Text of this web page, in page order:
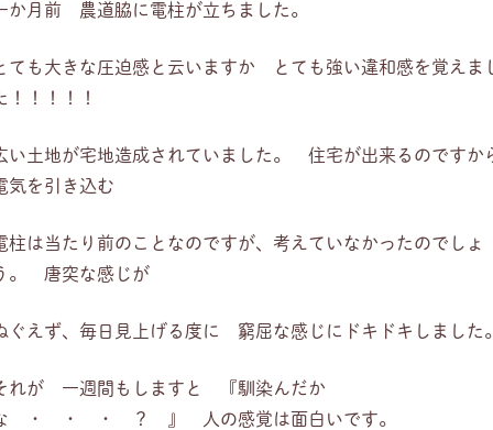
か月前 農道脇に電柱が立ちました。
ても大きな圧迫感と云いますか とても強い違和感を覚えま
！！！！！
い土地が宅地造成されていました。 住宅が出来るのですか
気を引き込む
柱は当たり前のことなのですが、考えていなかったのでしょ
。 唐突な感じが
ぐえず、毎日見上げる度に 窮屈な感じにドキドキしました
れが 一週間もしますと 『馴染んだか
・ ・ ・ ？ 』 人の感覚は面白いです。